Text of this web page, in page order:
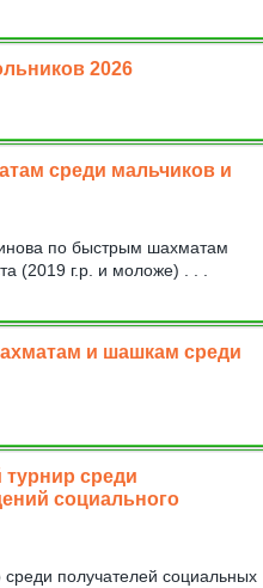
2026
среди мальчиков и
по быстрым шахматам
(2019 г.р. и моложе) . . .
и шашкам среди
среди
социального
получателей социальных